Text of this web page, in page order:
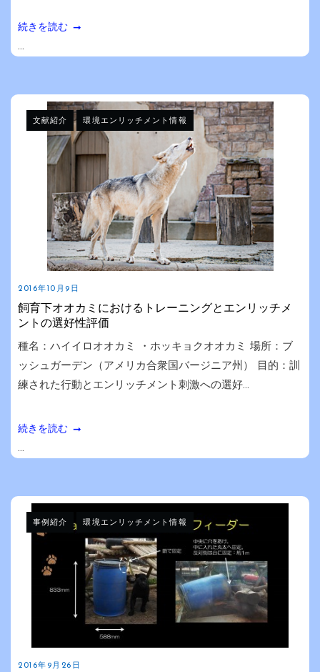
続きを読む
...
文献紹介 環境エンリッチメント情報
2016年10月9日
飼育下オオカミにおけるトレーニングとエンリッチメ
ントの選好性評価
種名：ハイイロオオカミ ・ホッキョクオオカミ 場所：ブ
ッシュガーデン（アメリカ合衆国バージニア州） 目的：訓
練された行動とエンリッチメント刺激への選好...
続きを読む
...
事例紹介 環境エンリッチメント情報
2016年9月26日